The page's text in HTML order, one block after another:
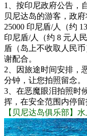
1、按印尼政府公告，
贝尼达岛的游客，政
25000 印尼盾/人（约
印尼盾/人（约 8 元人
盾（岛上不收取人民
谢配合。
2、因旅途时间安排，
分钟，让您拍照留念。
3、在恶魔眼泪拍照时
挥，在安全范围内停留
【贝尼达岛俱乐部 】